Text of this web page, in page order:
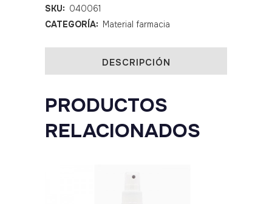
Braun
250
ml
quantity
SKU: 040061
CATEGORÍA: Material farmacia
DESCRIPCIÓN
PRODUCTOS
RELACIONADOS